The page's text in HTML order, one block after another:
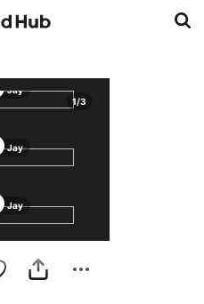
1/3
Jay
Jay
Jay